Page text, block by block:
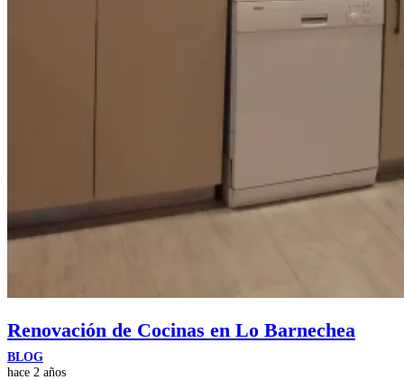
Renovación de Cocinas en Lo Barnechea
BLOG
hace 2 años